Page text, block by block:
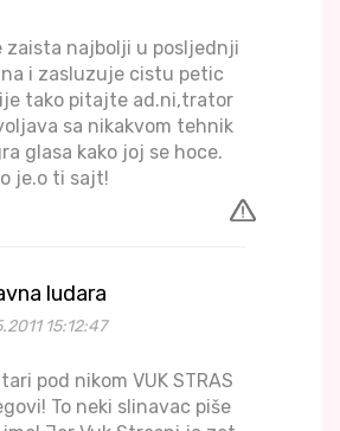
zaista najbolji u posljednji
i zasluzuje cistu petic
tako pitajte ad.ni,trator
sa nikakvom tehnik
glasa kako joj se hoce.
je.o ti sajt!
ludara
15:12:47
pod nikom VUK STRAS
To neki slinavac piše